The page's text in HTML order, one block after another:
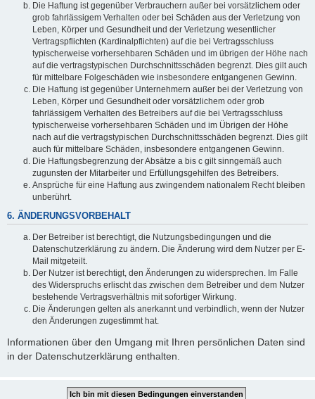
Die Haftung ist gegenüber Verbrauchern außer bei vorsätzlichem oder
grob fahrlässigem Verhalten oder bei Schäden aus der Verletzung von
Leben, Körper und Gesundheit und der Verletzung wesentlicher
Vertragspflichten (Kardinalpflichten) auf die bei Vertragsschluss
typischerweise vorhersehbaren Schäden und im übrigen der Höhe nach
auf die vertragstypischen Durchschnittsschäden begrenzt. Dies gilt auch
für mittelbare Folgeschäden wie insbesondere entgangenen Gewinn.
Die Haftung ist gegenüber Unternehmern außer bei der Verletzung von
Leben, Körper und Gesundheit oder vorsätzlichem oder grob
fahrlässigem Verhalten des Betreibers auf die bei Vertragsschluss
typischerweise vorhersehbaren Schäden und im Übrigen der Höhe
nach auf die vertragstypischen Durchschnittsschäden begrenzt. Dies gilt
auch für mittelbare Schäden, insbesondere entgangenen Gewinn.
Die Haftungsbegrenzung der Absätze a bis c gilt sinngemäß auch
zugunsten der Mitarbeiter und Erfüllungsgehilfen des Betreibers.
Ansprüche für eine Haftung aus zwingendem nationalem Recht bleiben
unberührt.
6. ÄNDERUNGSVORBEHALT
Der Betreiber ist berechtigt, die Nutzungsbedingungen und die
Datenschutzerklärung zu ändern. Die Änderung wird dem Nutzer per E-
Mail mitgeteilt.
Der Nutzer ist berechtigt, den Änderungen zu widersprechen. Im Falle
des Widerspruchs erlischt das zwischen dem Betreiber und dem Nutzer
bestehende Vertragsverhältnis mit sofortiger Wirkung.
Die Änderungen gelten als anerkannt und verbindlich, wenn der Nutzer
den Änderungen zugestimmt hat.
Informationen über den Umgang mit Ihren persönlichen Daten sind
in der Datenschutzerklärung enthalten.